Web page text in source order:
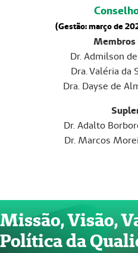
(Gestão: março de
Membros
Dr. Admilson
Dra. Valéria da
Dra. Dayse de
Dr. Adalto
Dr. Marcos
Missão, Visão,
Política da